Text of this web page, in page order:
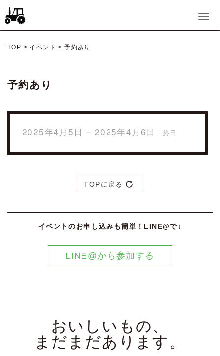
TOP > イベント >予約あり
予約あり
2025年4月5日 – 2025年4月6日 終日
TOPに戻る
イベントのお申し込みも簡単！LINE@で↓
LINE@から参加する
おいしいもの、
まだまだあります。